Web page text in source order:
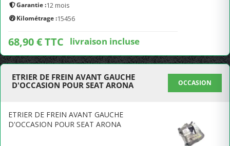
Garantie :12 mois
Kilométrage :15456
68,90 € TTC livraison incluse
ETRIER DE FREIN AVANT GAUCHE
D'OCCASION POUR SEAT ARONA
OCCASION
ETRIER DE FREIN AVANT GAUCHE
D'OCCASION POUR SEAT ARONA